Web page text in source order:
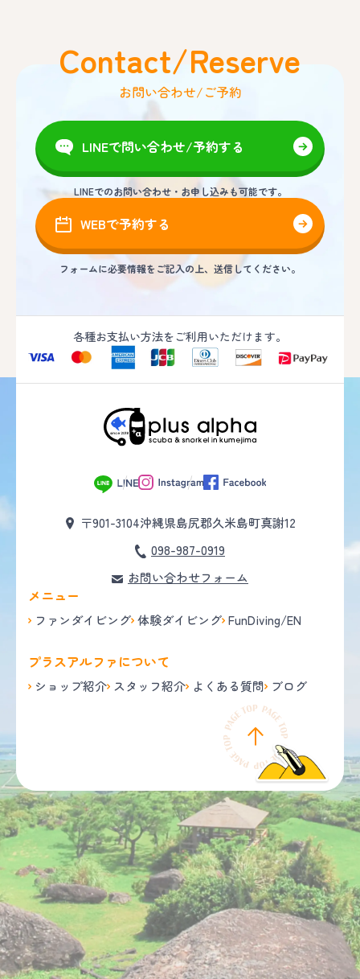
Contact/Reserve
お問い合わせ/ご予約
LINEで問い合わせ/予約する
LINEでのお問い合わせ・お申し込みも可能です。
WEBで予約する
フォームに必要情報をご記入の上、送信してください。
各種お支払い方法をご利用いただけます。
〒901-3104沖縄県島尻郡久米島町真謝12
098-987-0919
お問い合わせフォーム
メニュー
ファンダイビング 体験ダイビング FunDiving/EN
プラスアルファについて
ショップ紹介 スタッフ紹介 よくある質問 ブログ